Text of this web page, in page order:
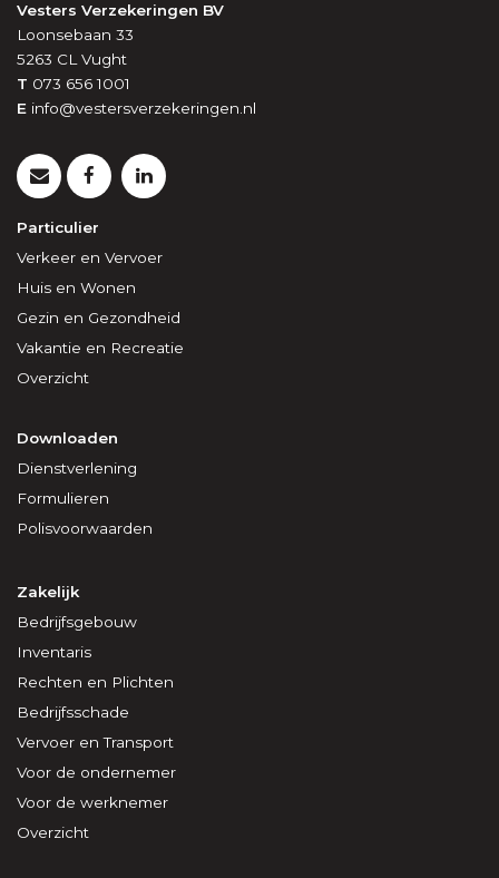
Vesters Verzekeringen BV
Loonsebaan 33
5263 CL Vught
T 073 656 1001
E info@vestersverzekeringen.nl
Particulier
Verkeer en Vervoer
Huis en Wonen
Gezin en Gezondheid
Vakantie en Recreatie
Overzicht
Downloaden
Dienstverlening
Formulieren
Polisvoorwaarden
Zakelijk
Bedrijfsgebouw
Inventaris
Rechten en Plichten
Bedrijfsschade
Vervoer en Transport
Voor de ondernemer
Voor de werknemer
Overzicht